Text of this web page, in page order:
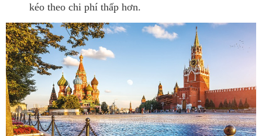
kéo theo chi phí thấp hơn.